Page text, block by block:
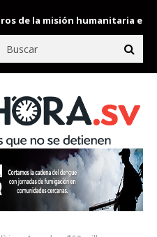
la misión humanitaria enviada